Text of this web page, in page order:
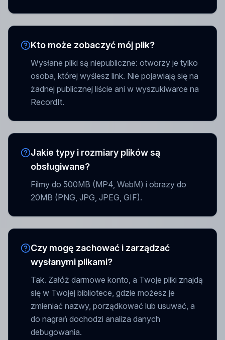
Kto może zobaczyć mój plik?
Wysłane pliki są niepubliczne: otworzy je tylko
osoba, której wyślesz link. Nie pojawiają się na
żadnej publicznej liście ani w wyszukiwarce na
RecordIt.
Jakie typy i rozmiary plików są
obsługiwane?
Filmy do 500MB (MP4, WebM) i obrazy do
20MB (PNG, JPG, JPEG, GIF).
Czy mogę zachować i zarządzać
wysłanymi plikami?
Tak. Załóż darmowe konto, a Twoje pliki znajdą
się w Twojej bibliotece, gdzie możesz je
zmieniać nazwy, porządkować lub usuwać, a
do nagrań dochodzi analiza danych
debugowania.